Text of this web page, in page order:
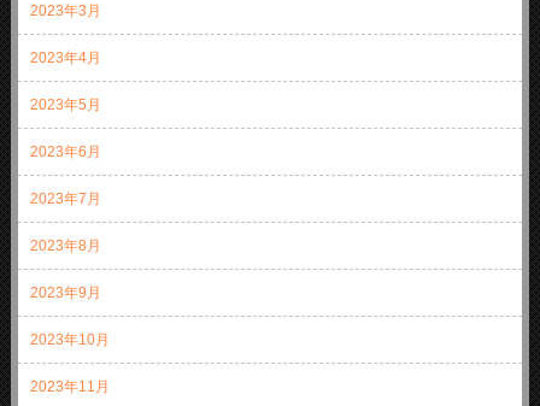
2023年3月
2023年4月
2023年5月
2023年6月
2023年7月
2023年8月
2023年9月
2023年10月
2023年11月